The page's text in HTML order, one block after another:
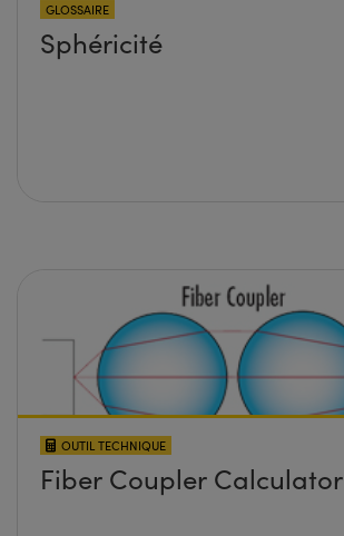
GLOSSAIRE
Sphéricité
OUTIL TECHNIQUE
Fiber Coupler Calculator